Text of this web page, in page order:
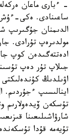
- ءبارى ماعان
ساعىنادى. ەكى-ءۇش
الدىمنان جۇگىرىپ
مولدىرەپ تۇرادى.
ادەتتەگىدەن كوپ
جىلاپ تۇر دەپ
اۋىلدىڭ
اينالىسىپ ءجۇردىم.
تۇسكەن ۆيدەولارىم
شارۋاشىلىعىنا
تۇيەمە قۇدا